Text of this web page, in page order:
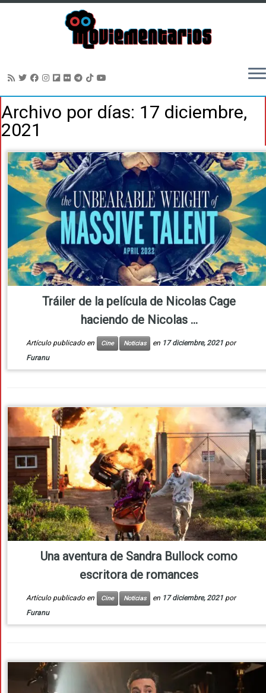
al
contenido
Archivo por días: 17 diciembre,
2021
Tráiler de la película de Nicolas Cage
haciendo de Nicolas ...
Artículo publicado en Cine Noticias en 17 diciembre, 2021 por
Furanu
Una aventura de Sandra Bullock como
escritora de romances
Artículo publicado en Cine Noticias en 17 diciembre, 2021 por
Furanu